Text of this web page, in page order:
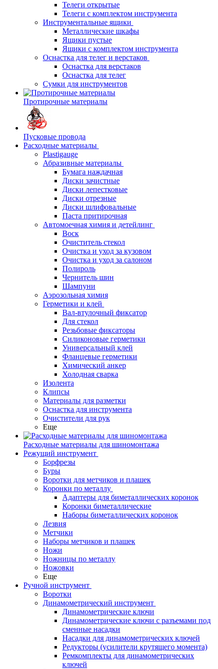
Телеги открытые
Телеги с комплектом инструмента
Инструментальные ящики
Металлические шкафы
Ящики пустые
Ящики с комплектом инструмента
Оснастка для телег и верстаков
Оснастка для верстаков
Оснастка для телег
Сумки для инструментов
Протирочные материалы
Пусковые провода
Расходные материалы
Plastigauge
Абразивные материалы
Бумага наждачная
Диски зачистные
Диски лепестковые
Диски отрезные
Диски шлифовальные
Паста притирочная
Автомоечная химия и детейлинг
Воск
Очиститель стекол
Очистка и уход за кузовом
Очистка и уход за салоном
Полироль
Чернитель шин
Шампуни
Аэрозольная химия
Герметики и клей
Вал-втулочный фиксатор
Для стекол
Резьбовые фиксаторы
Силиконовые герметики
Универсальный клей
Фланцевые герметики
Химический анкер
Холодная сварка
Изолента
Клипсы
Материалы для разметки
Оснастка для инструмента
Очистители для рук
Еще
Расходные материалы для шиномонтажа
Режущий инструмент
Борфрезы
Буры
Воротки для метчиков и плашек
Коронки по металлу
Адаптеры для биметаллических коронок
Коронки биметаллические
Наборы биметаллических коронок
Лезвия
Метчики
Наборы метчиков и плашек
Ножи
Ножницы по металлу
Ножовки
Еще
Ручной инструмент
Воротки
Динамометрический инструмент
Динамометрические ключи
Динамометрические ключи с разъемами под
сменные насадки
Насадки для динамометрических ключей
Редукторы (усилители крутящего момента)
Ремкомплекты для динамометрических
ключей